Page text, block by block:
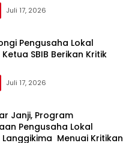
Juli 17, 2026
Pengusaha Lokal
SBIB Berikan Kritik
Juli 17, 2026
Janji, Program
Pengusaha Lokal
Menuai Kritikan